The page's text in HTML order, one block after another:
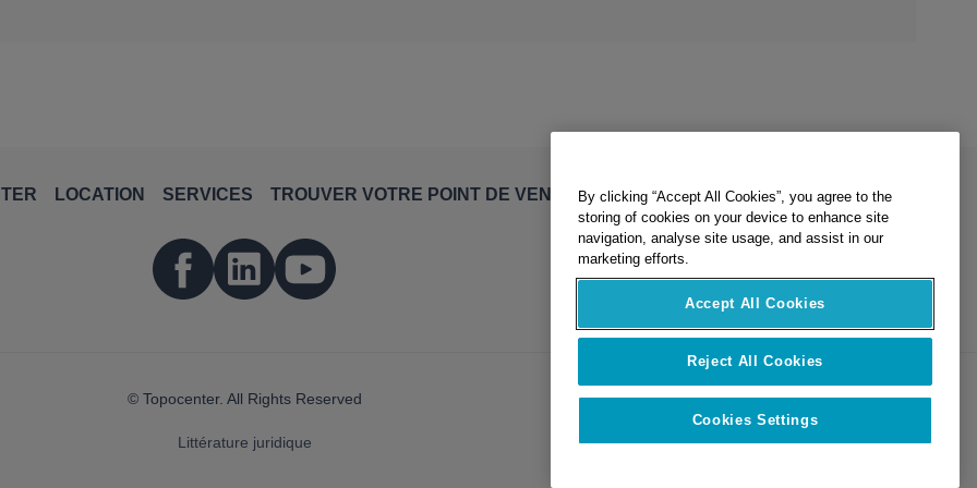
LOCATION SERVICES TROUVER VOTRE POINT DE VENTE
© Topocenter. All Rights Reserved
Littérature juridique
storing of cookies on your device to enhance site
navigation, analyse site usage, and assist in our
marketing efforts.